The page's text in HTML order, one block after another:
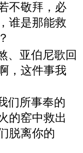
不敬拜，必
谁是那能救
、亚伯尼歌回
，这件事我
们所事奉的
的窑中救出
脱离你的